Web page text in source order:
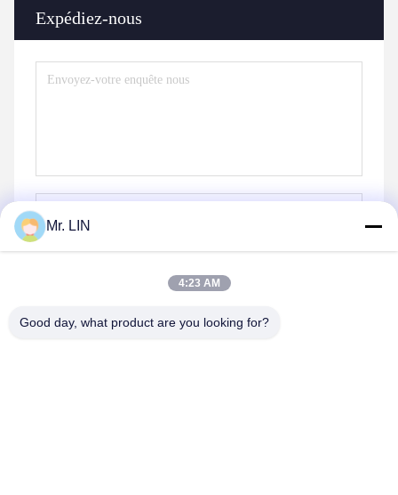
Expédiez-nous
Envoyez
Mr. LIN
4:23 AM
Good day, what product are you looking for?